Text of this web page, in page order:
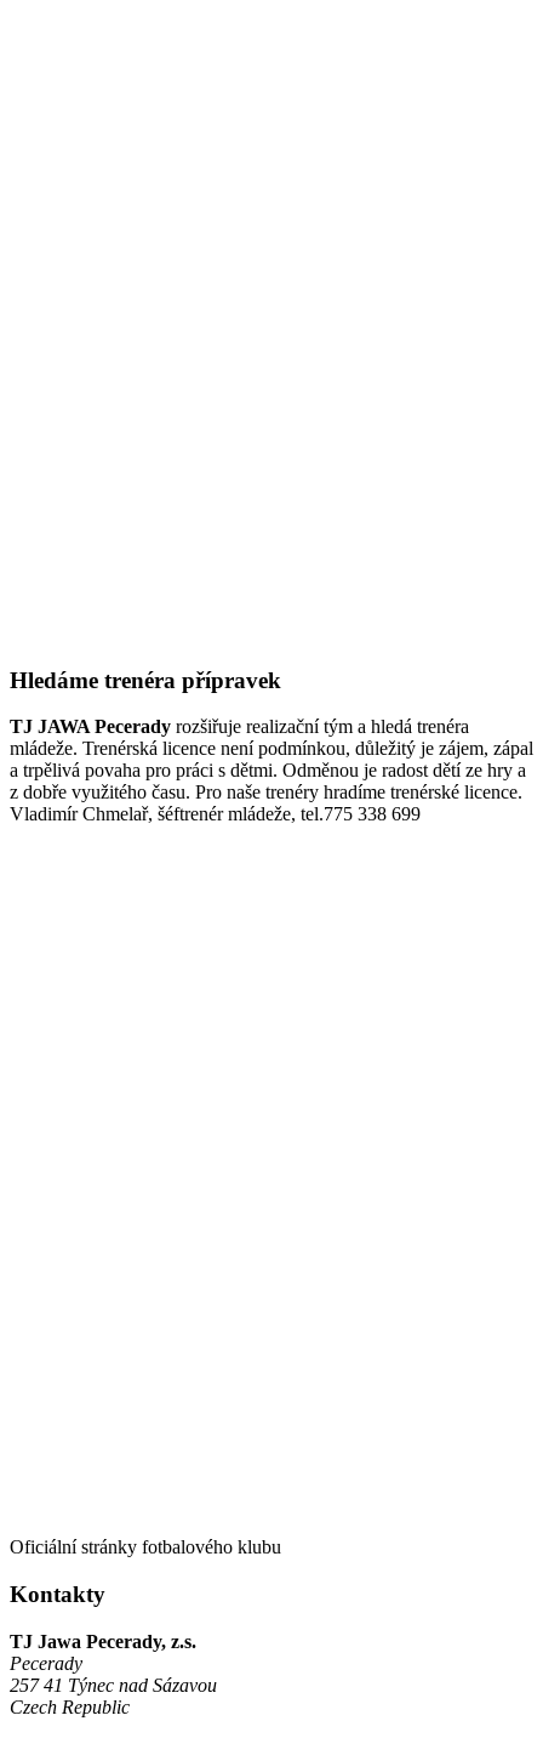
Hledáme trenéra přípravek
TJ JAWA Pecerady rozšiřuje realizační tým a hledá trenéra
mládeže. Trenérská licence není podmínkou, důležitý je zájem, zápal
a trpělivá povaha pro práci s dětmi. Odměnou je radost dětí ze hry a
z dobře využitého času. Pro naše trenéry hradíme trenérské licence.
Vladimír Chmelař, šéftrenér mládeže, tel.775 338 699
Oficiální stránky fotbalového klubu
Kontakty
TJ Jawa Pecerady, z.s.
Pecerady
257 41 Týnec nad Sázavou
Czech Republic